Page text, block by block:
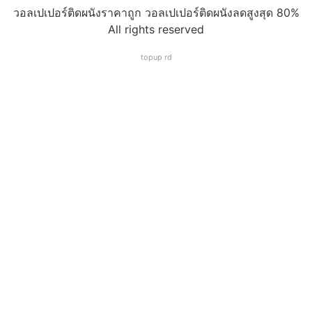
วอลเปเปอร์ติดผนังราคาถูก วอลเปเปอร์ติดผนังลดสูงสุด 80%
All rights reserved
topup rd